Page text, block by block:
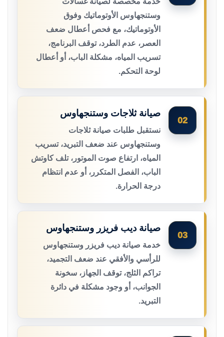
وستنجهاوس الأوتوماتيك وفوق
الأوتوماتيك، مع فحص أعطال ضعف
العصر، عدم الطرد، توقف البرنامج،
تسريب المياه، مشكلة الباب، أو أعطال
لوحة التحكم.
02
صيانة ثلاجات وستنجهاوس
نستقبل طلبات صيانة ثلاجات
وستنجهاوس عند ضعف التبريد، تسريب
المياه، ارتفاع صوت الموتور، تلف كاوتش
الباب، الفصل المتكرر، أو عدم انتظام
درجة الحرارة.
03
صيانة ديب فريزر وستنجهاوس
خدمة صيانة ديب فريزر وستنجهاوس
للرأسي والأفقي عند ضعف التجميد،
تراكم الثلج، توقف الجهاز، سخونة
الجوانب، أو وجود مشكلة في دائرة
التبريد.